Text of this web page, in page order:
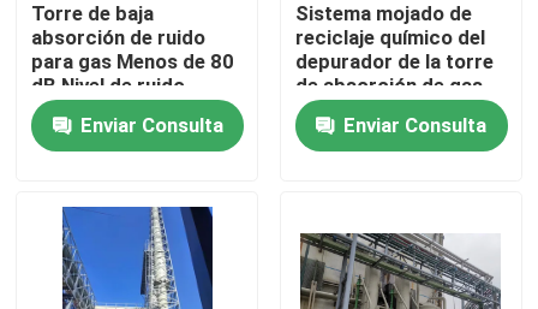
Noticias
Máquina del refinamiento del oro
Máquina refinadora de plata
Equipo del refinamiento del platino
Torre de baja
absorción de ruido
para gas Menos de 80
dB Nivel de ruido
Velocidad del aire de
entrada 12-20m/s
Enviar Consulta
Sistema mojado de
reciclaje químico del
depurador de la torre
de absorción de gas
de la Arabia Saudita
Enviar Consulta